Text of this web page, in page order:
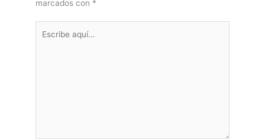
marcados con *
aquí...